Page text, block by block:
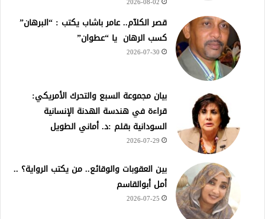
2026-08-02
قصر الكلآم.. عامر باشاب يكتب : “البرهان”
كسب الرهان يا “عطوان”
2026-07-30
بيان مجموعة السبع والتحرك الأمريكي:
قراءة في هندسة الهدنة الإنسانية
السودانية بقلم :د. أماني الطويل
2026-07-29
بين العقوبات والوقائع.. من يكتب الرواية؟ ..
أمل أبوالقاسم
2026-07-25